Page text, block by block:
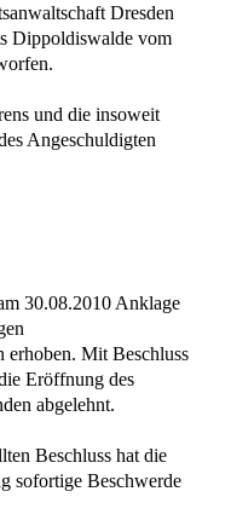
Dresden
Dippoldiswalde vom
und die insoweit
Angeschuldigten
30.08.2010 Anklage
erhoben. Mit Beschluss
Eröffnung des
abgelehnt.
Beschluss hat die
sofortige Beschwerde